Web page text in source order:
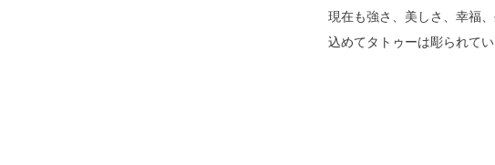
現在も強さ、美しさ、幸福
込めてタトゥーは彫られてい